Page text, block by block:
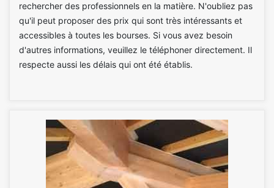
rechercher des professionnels en la matière. N'oubliez pas
qu'il peut proposer des prix qui sont très intéressants et
accessibles à toutes les bourses. Si vous avez besoin
d'autres informations, veuillez le téléphoner directement. Il
respecte aussi les délais qui ont été établis.